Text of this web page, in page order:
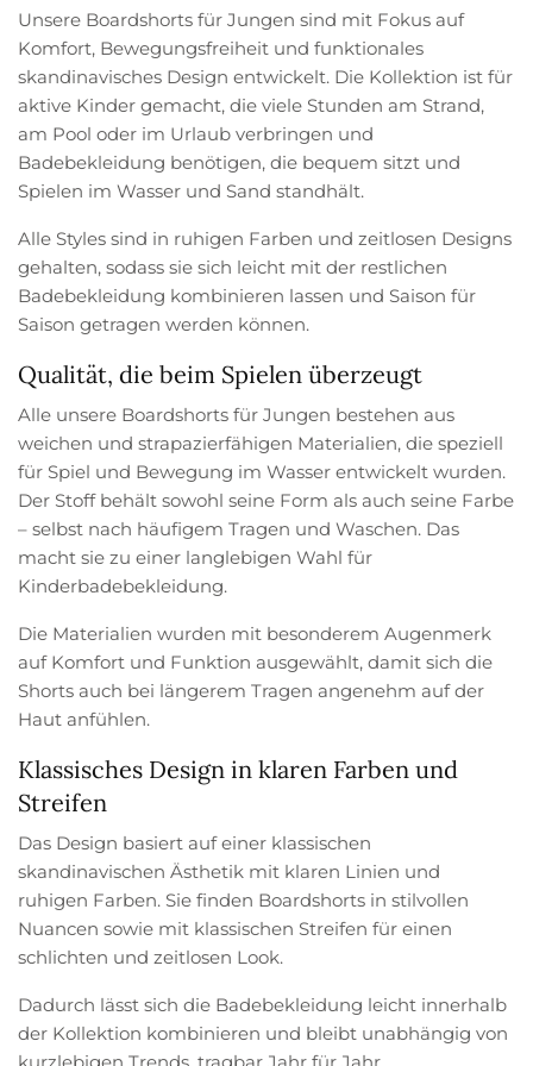
Unsere Boardshorts für Jungen sind mit Fokus auf
Komfort, Bewegungsfreiheit und funktionales
skandinavisches Design entwickelt. Die Kollektion ist für
aktive Kinder gemacht, die viele Stunden am Strand,
am Pool oder im Urlaub verbringen und
Badebekleidung benötigen, die bequem sitzt und
Spielen im Wasser und Sand standhält.
Alle Styles sind in ruhigen Farben und zeitlosen Designs
gehalten, sodass sie sich leicht mit der restlichen
Badebekleidung kombinieren lassen und Saison für
Saison getragen werden können.
Qualität, die beim Spielen überzeugt
Alle unsere Boardshorts für Jungen bestehen aus
weichen und strapazierfähigen Materialien, die speziell
für Spiel und Bewegung im Wasser entwickelt wurden.
Der Stoff behält sowohl seine Form als auch seine Farbe
– selbst nach häufigem Tragen und Waschen. Das
macht sie zu einer langlebigen Wahl für
Kinderbadebekleidung.
Die Materialien wurden mit besonderem Augenmerk
auf Komfort und Funktion ausgewählt, damit sich die
Shorts auch bei längerem Tragen angenehm auf der
Haut anfühlen.
Klassisches Design in klaren Farben und
Streifen
Das Design basiert auf einer klassischen
skandinavischen Ästhetik mit klaren Linien und
ruhigen Farben. Sie finden Boardshorts in stilvollen
Nuancen sowie mit klassischen Streifen für einen
schlichten und zeitlosen Look.
Dadurch lässt sich die Badebekleidung leicht innerhalb
der Kollektion kombinieren und bleibt unabhängig von
kurzlebigen Trends, tragbar Jahr für Jahr.